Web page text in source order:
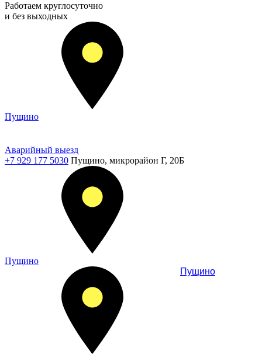
Работаем круглосуточно
и без выходных
Пущино
Аварийный выезд
+7 929 177 5030 Пущино, микрорайон Г, 20Б
Пущино
Пущино